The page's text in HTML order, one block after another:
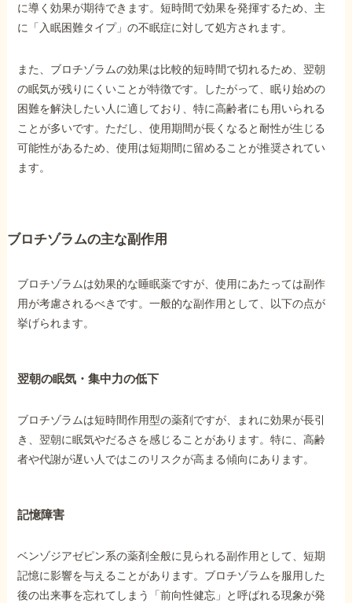
当事務所に
依頼するメリット
お電話でのお問い合わせ
に導く効果が期待できます。短時間で効果を発揮するため、主
に「入眠困難タイプ」の不眠症に対して処方されます。
また、ブロチゾラムの効果は比較的短時間で切れるため、翌朝
の眠気が残りにくいことが特徴です。したがって、眠り始めの
困難を解決したい人に適しており、特に高齢者にも用いられる
ことが多いです。ただし、使用期間が長くなると耐性が生じる
可能性があるため、使用は短期間に留めることが推奨されてい
ます。
ブロチゾラムの主な副作用
ブロチゾラムは効果的な睡眠薬ですが、使用にあたっては副作
用が考慮されるべきです。一般的な副作用として、以下の点が
挙げられます。
翌朝の眠気・集中力の低下
ブロチゾラムは短時間作用型の薬剤ですが、まれに効果が長引
き、翌朝に眠気やだるさを感じることがあります。特に、高齢
者や代謝が遅い人ではこのリスクが高まる傾向にあります。
記憶障害
ベンゾジアゼピン系の薬剤全般に見られる副作用として、短期
記憶に影響を与えることがあります。ブロチゾラムを服用した
後の出来事を忘れてしまう「前向性健忘」と呼ばれる現象が発